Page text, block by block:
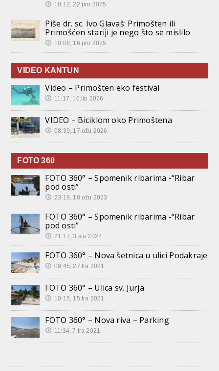
10:12, 22.pro 2025
Piše dr. sc. Ivo Glavaš: Primošten ili
Primošćen stariji je nego što se mislilo
10:08, 16.pro 2025
VIDEO KANTUN
Video – Primošten eko festival
11:17, 10.lip 2026
VIDEO – Biciklom oko Primoštena
08:39, 17.ožu 2026
FOTO 360
FOTO 360° – Spomenik ribarima -“Ribar
pod osti”
23:19, 18.ožu 2023
FOTO 360° – Spomenik ribarima -“Ribar
pod osti”
21:17, 3.stu 2022
FOTO 360° – Nova šetnica u ulici Podakraje
09:45, 27.tra 2021
FOTO 360° – Ulica sv. Jurja
10:15, 15.tra 2021
FOTO 360° – Nova riva – Parking
11:34, 7.tra 2021